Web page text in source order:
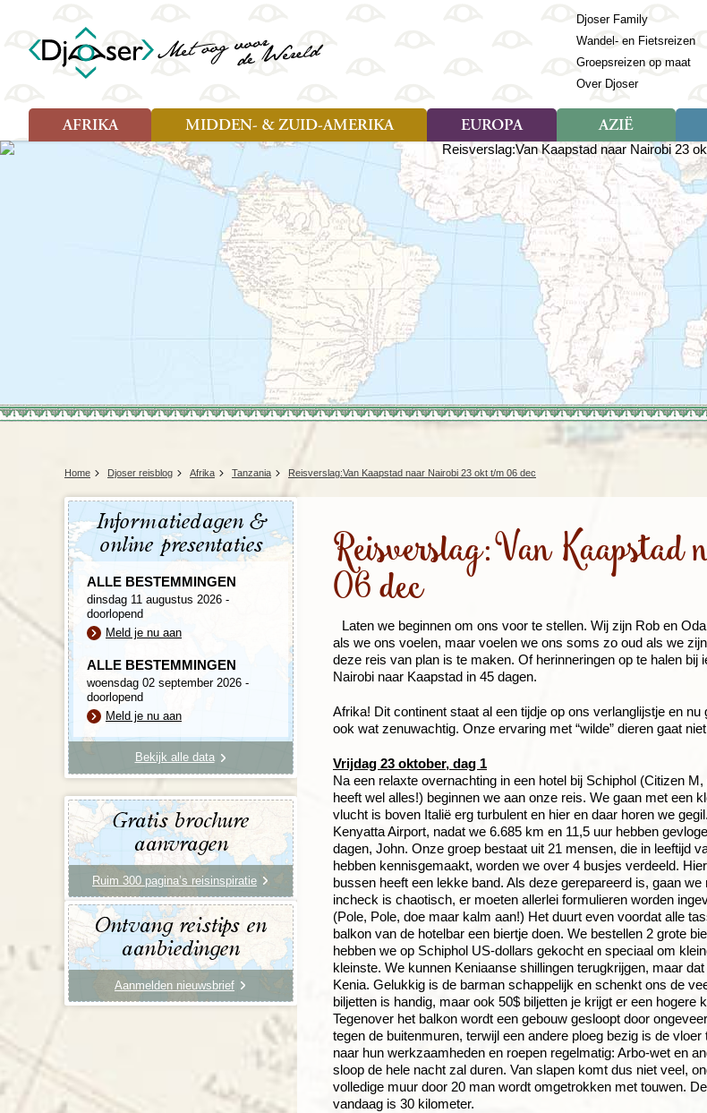
Djoser Family
Wandel- en Fietsreizen
Groepsreizen op maat
Over Djoser
AFRIKA
Landen
Angola
Benin
Botswana
Egypte
Ghana
Kaapverdië
Kenia
Madagaskar
Mozambique
Namibië
Sao Tomé en Principe
Swaziland
Tanzania
Togo
Zambia
Zanzibar
Zimbabwe
MIDDEN- & ZUID-AMERIKA
Soort reizen
Rondreis (25)
Familiereis (11)
Cultuur (9)
Natuur (13)
Belize
Bolivia
Brazilië
Chili
Colombia
Costa Rica
Cuba
Ecuador
El Salvador
(Frans) Guyana
Galapagos
Guatemala
Honduras
Mexico
Nicaragua
Paaseiland
Paraguay
Suriname
EUROPA
Soort reizen
Rondreis (28)
Familiereis (11)
Fietsreis (8)
Wandelreis (23)
Landen
Albanië
Andorra
Armenië
Azerbeidzjan
Azoren
Balkan
Baltische Staten
Bosnië en
Bulgarije
Engeland
Estland
Finland
Frankrijk
AZIË
Soort reizen
Rondreis (57)
Familiereis (22)
Fietsreis (3)
Cultuur (28)
Natuur (16)
Nieuwe reizen
Rondreis China & Tibet, 42
dagen
Rondreis Sulawesi &
Molukken, 22 dagen
Home Djoser reisblog Afrika Tanzania Reisverslag:Van Kaapstad naar Nairobi 23 okt t/m 06 dec
Reisverslag:Van
06 dec
Laten we beginnen om ons voor te stellen. Wij zijn Rob en
als we ons voelen, maar voelen we ons soms zo oud als we
deze reis van plan is te maken. Of herinneringen op te halen
Nairobi naar Kaapstad in 45 dagen.
Afrika! Dit continent staat al een tijdje op ons verlanglijstje en
ook wat zenuwachtig. Onze ervaring met “wilde” dieren gaat
Vrijdag 23 oktober, dag 1
Na een relaxte overnachting in een hotel bij Schiphol (Citizen
heeft wel alles!) beginnen we aan onze reis. We gaan met een
vlucht is boven Italië erg turbulent en hier en daar horen we
Kenyatta Airport, nadat we 6.685 km en 11,5 uur hebben
dagen, John. Onze groep bestaat uit 21 mensen, die in leeftijd
hebben kennisgemaakt, worden we over 4 busjes verdeeld.
bussen heeft een lekke band. Als deze gerepareerd is, gaan
incheck is chaotisch, er moeten allerlei formulieren worden
(Pole, Pole, doe maar kalm aan!) Het duurt even voordat alle
balkon van de hotelbar een biertje doen. We bestellen 2 grote
hebben we op Schiphol US-dollars gekocht en speciaal om
kleinste. We kunnen Keniaanse shillingen terugkrijgen, maar
Kenia. Gelukkig is de barman schappelijk en schenkt ons de
biljetten is handig, maar ook 50$ biljetten je krijgt er een
Tegenover het balkon wordt een gebouw gesloopt door
tegen de buitenmuren, terwijl een andere ploeg bezig is de
naar hun werkzaamheden en roepen regelmatig: Arbo-wet en
sloop de hele nacht zal duren. Van slapen komt dus niet veel,
volledige muur door 20 man wordt omgetrokken met touwen.
vandaag is 30 kilometer.
Informatiedagen &
online presentaties
ALLE BESTEMMINGEN
dinsdag 11 augustus 2026 -
doorlopend
Meld je nu aan
ALLE BESTEMMINGEN
woensdag 02 september 2026 -
doorlopend
Meld je nu aan
Bekijk alle data
Gratis brochure
aanvragen
Ruim 300 pagina’s reisinspiratie
Ontvang reistips en
aanbiedingen
Aanmelden nieuwsbrief